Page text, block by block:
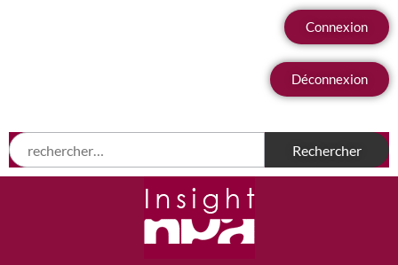
Connexion
Déconnexion